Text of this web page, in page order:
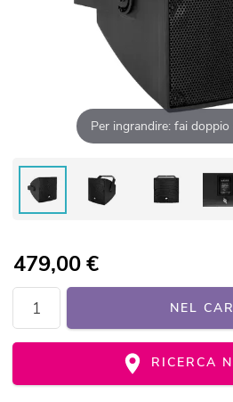
Per ingrandire: fai
479,00€
NEL
RICERCA